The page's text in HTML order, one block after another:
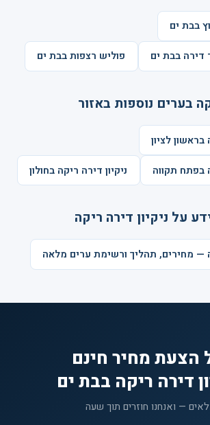
בבת ים
דירה בבת ים פוליש רצפות בבת ים
בערים נוספות באזור
בראשון לציון
בפתח תקווה ניקיון דירה ריקה בחולון
על ניקיון דירה ריקה
— מחירים, תהליך ורשימת ערים מלאה
הצעת מחיר חינם
דירה ריקה בבת ים
— ואנחנו חוזרים תוך שעה